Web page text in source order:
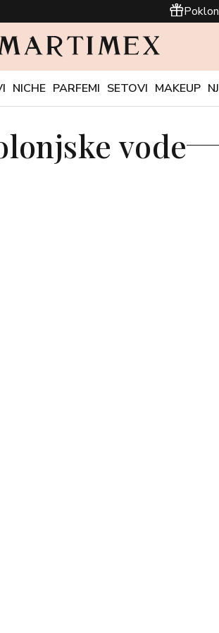
NICHE PARFEMI SETOVI MAKEUP
vode